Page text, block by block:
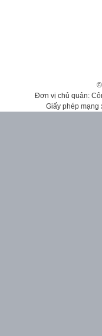
Đơn vị chủ quản:
Giấy phép mạng